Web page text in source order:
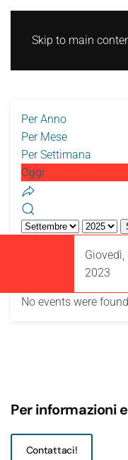
Skip to main
Per Anno
Per Mese
Per Settimana
Oggi
Giovedì,
2023
No events were found
Per informazioni
Contattaci!